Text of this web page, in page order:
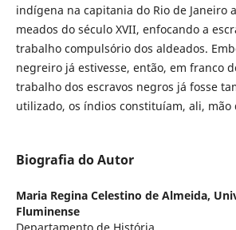
indígena na capitania do Rio de Janeiro
meados do século XVII, enfocando a
trabalho compulsório dos aldeados.
negreiro já estivesse, então, em franco
trabalho dos escravos negros já fosse
utilizado, os índios constituíam, ali, mão
Biografia do Autor
Maria Regina Celestino de Almeida,
Fluminense